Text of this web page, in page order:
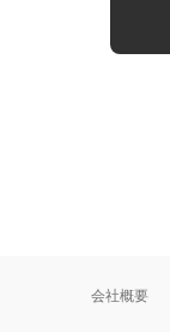
会社概要